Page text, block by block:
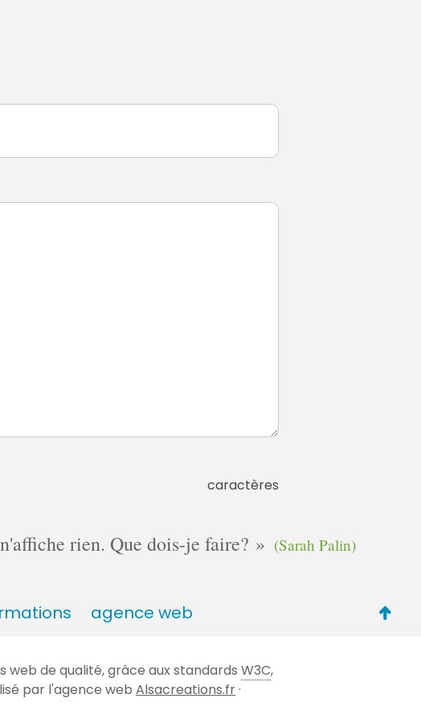
caractères
rien. Que dois-je faire? (Sarah Palin)
agence web
de qualité, grâce aux standards W3C,
par l'agence web Alsacreations.fr·